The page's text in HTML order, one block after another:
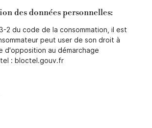
des données personnelles:
2 du code de la consommation, il est
peut user de son droit à
d'opposition au démarchage
: bloctel.gouv.fr